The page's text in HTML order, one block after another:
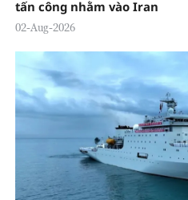
tấn công nhằm vào Iran
02-Aug-2026